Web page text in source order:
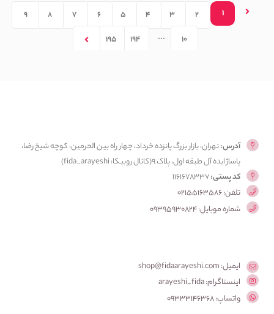
1
2
3
4
5
6
7
8
9
10
...
194
195
آدرس:تهران، بازار بزرگ پانزده خرداد، چهار راه بین الحرمین، کوچه شیخ رضا،
پاساژ ایده آل طبقه اول، پلاک ۹(کانال روبیکا: fida_arayeshi)
کد پستی:1161678337
تلفن: 02155163586
شماره موبایل: 09395930824
ایمیل: shop@fidaarayeshi.com
اینستاگرام: arayeshi_fida
واتساپ: 09333146368